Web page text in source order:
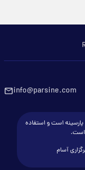
info@parsine.com
است و استفاده
است.
آسام